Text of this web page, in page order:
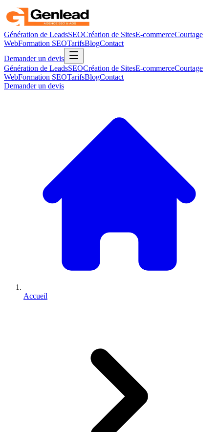
Génération de LeadsSEOCréation de SitesE-commerceCourtage
WebFormation SEOTarifsBlogContact
Demander un devis
Génération de LeadsSEOCréation de SitesE-commerceCourtage
WebFormation SEOTarifsBlogContact
Demander un devis
Accueil